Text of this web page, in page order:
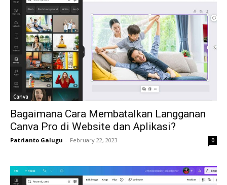
Canva
Bagaimana Cara Membatalkan Langganan
Canva Pro di Website dan Aplikasi?
Patrianto Galugu - February 22, 2023 0